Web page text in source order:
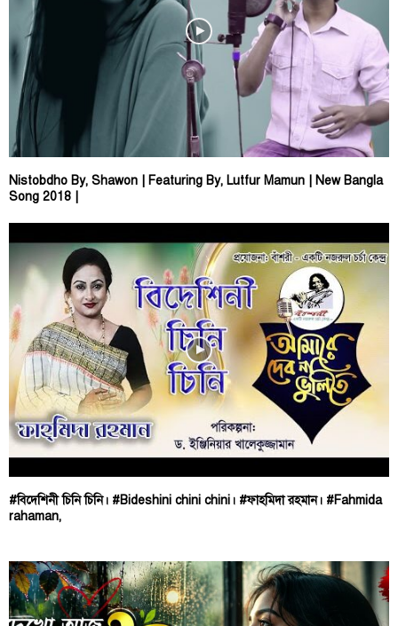
Nistobdho By, Shawon | Featuring By, Lutfur Mamun | New Bangla
Song 2018 |
#বিদেশিনী চিনি চিনি। #Bideshini chini chini। #ফাহমিদা রহমান। #Fahmida
rahaman,